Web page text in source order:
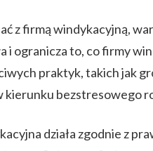
z firmą windykacyjną,
i ogranicza to, co firmy
praktyk, takich jak
kierunku bezstresowego
działa zgodnie z